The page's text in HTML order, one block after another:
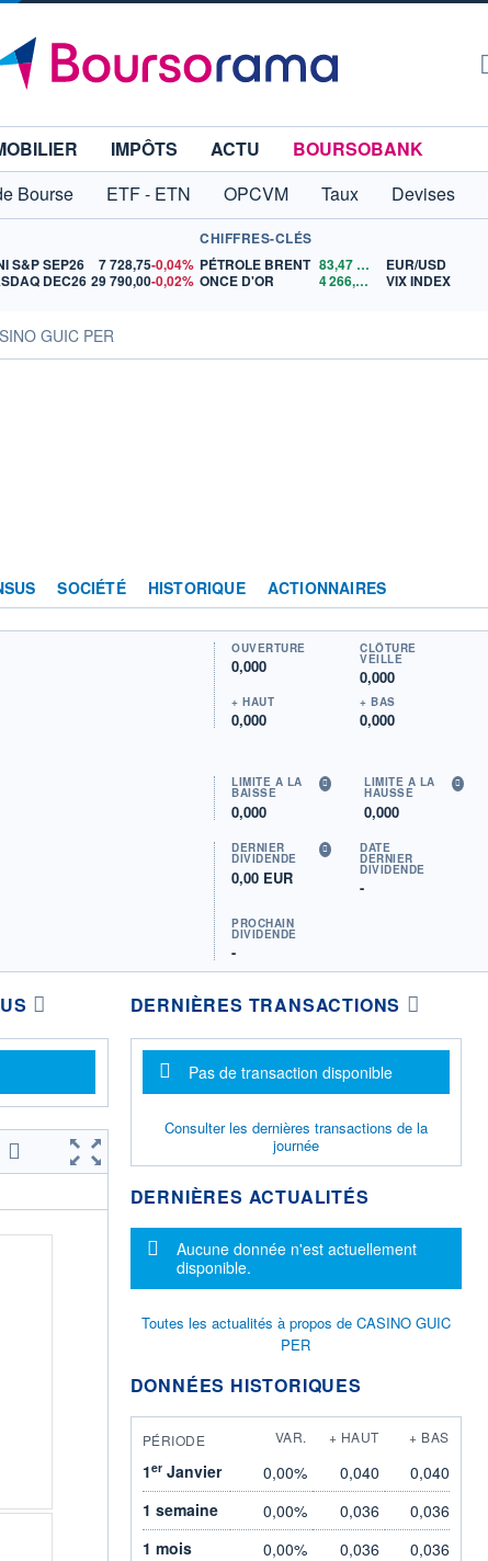
IMPÔTS ACTU
BOURSOBANK
Bourse ETF - ETN OPCVM Taux Devises
S&P SEP26 7 728,75-0,04%
DEC26 29 790,00-0,02%
CHIFFRES-CLÉS
PÉTROLE BRENT 83,47$US
ONCE D'OR
4 266,46 $US
EUR/USD
VIX INDEX
GUIC PER
SOCIÉTÉ HISTORIQUE ACTIONNAIRES
OUVERTURE
0,000
CLÔTURE
VEILLE
0,000
+ HAUT
0,000
+ BAS
0,000
LIMITE À LA
BAISSE
0,000
LIMITE À LA
HAUSSE
0,000
DERNIER
DIVIDENDE
0,00 EUR
DATE
DERNIER
DIVIDENDE
-
PROCHAIN
DIVIDENDE
-
DERNIÈRES TRANSACTIONS
Message d'information
Pas de transaction disponible
Consulter les dernières transactions de la
journée
DERNIÈRES ACTUALITÉS
Message d'information
Aucune donnée n'est actuellement
disponible.
Toutes les actualités à propos de CASINO GUIC
PER
DONNÉES HISTORIQUES
PÉRIODE VAR. + HAUT + BAS
1erJanvier 0,00% 0,040
0,040
1 semaine
0,00% 0,036
0,036
1 mois
0,00% 0,036
0,036